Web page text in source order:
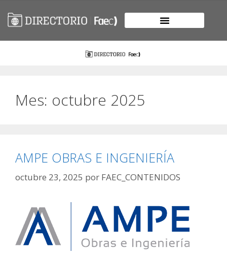
Mes: octubre 2025
AMPE OBRAS E INGENIERÍA
octubre 23, 2025 por FAEC_CONTENIDOS